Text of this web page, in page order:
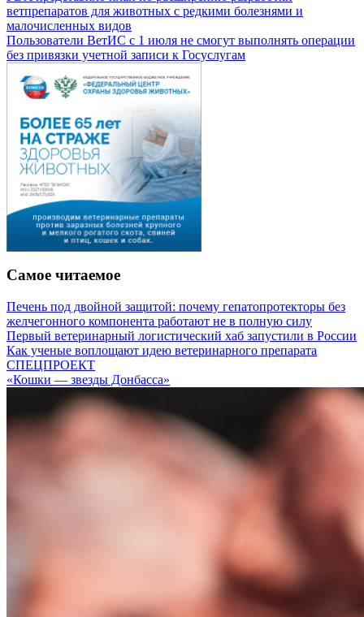
ветпрепаратов для животных с редкими болезнями и
малочисленных видов
Пользователи ВетИС с 1 июля не смогут выполнять операции
без привязки учетной записи к Госуслугам
Самое читаемое
Печень под двойной защитой: почему гепатопротекторы без
желчегонного компонента работают не в полную силу
Первый ветеринарный логистический хаб запустили в России
Как ученые воплощают идею ветеринарного препарата
СПЕЦПРОЕКТ
«Кошки — звезды Донбасса»